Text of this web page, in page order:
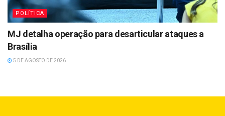
POLÍTICA
MJ detalha operação para desarticular ataques a
Brasília
5 DE AGOSTO DE 2026